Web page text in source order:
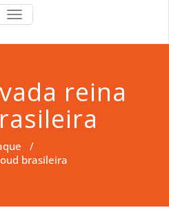
Support
TOGGLE
NAVIGATION
reina
/
brasileira